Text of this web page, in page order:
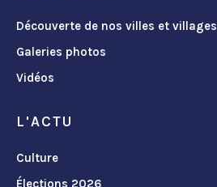
Découverte de nos villes et villages
Galeries photos
Vidéos
L'ACTU
Culture
Élections 2026